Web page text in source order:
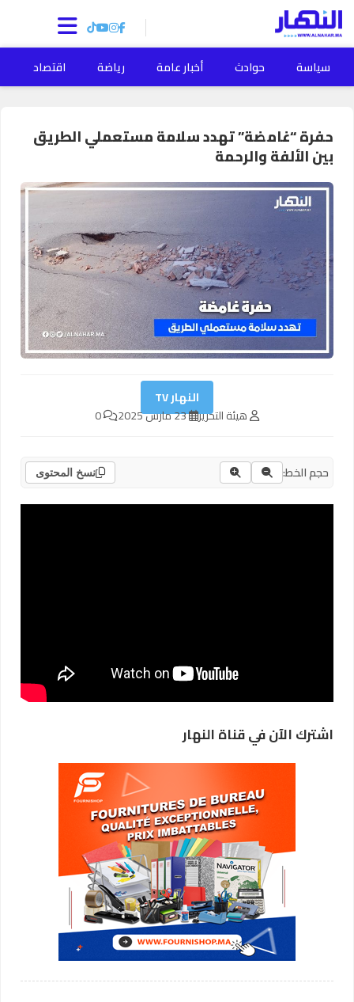
سياسة حوادث أخبار عامة رياضة اقتصاد
حفرة “غامضة” تهدد سلامة مستعملي الطريق
بين الألفة والرحمة
النهار TV
هيئة التحرير 23 مارس 2025
حجم الخط: نسخ المحتوى
اشترك الآن في قناة النهار